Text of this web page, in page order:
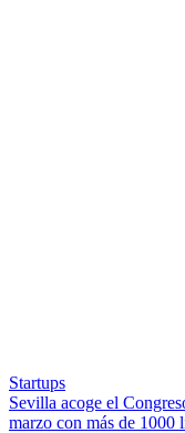
Startups
Sevilla acoge el
marzo con más de 1000